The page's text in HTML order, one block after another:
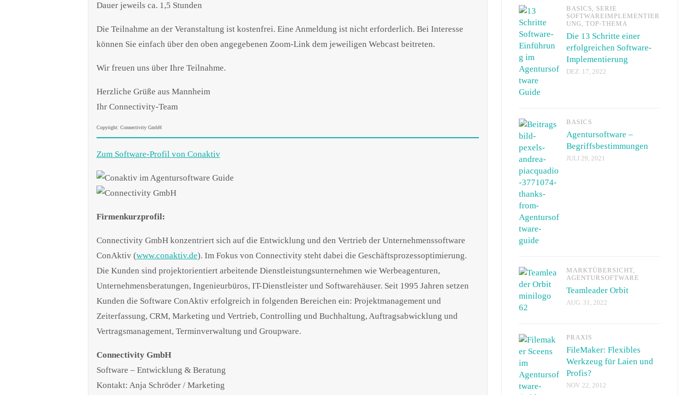
Dauer jeweils ca. 1,5 Stunden
Die Teilnahme an der Veranstaltung ist kostenfrei. Eine Anmeldung ist nicht erforderlich. Bei Interesse
können Sie einfach über den oben angegebenen Zoom-Link dem jeweiligen Webcast beitreten.
Wir freuen uns über Ihre Teilnahme.
Herzliche Grüße aus Mannheim
Ihr Connectivity-Team
Copyright: Connectivity GmbH
Zum Software-Profil von Conaktiv
Firmenkurzprofil:
Connectivity GmbH konzentriert sich auf die Entwicklung und den Vertrieb der Unternehmenssoftware
ConAktiv (www.conaktiv.de). Im Fokus von Connectivity steht dabei die Geschäftsprozessoptimierung.
Die Kunden sind projektorientiert arbeitende Dienstleistungsunternehmen wie Werbeagenturen,
Unternehmensberatungen, Ingenieurbüros, IT-Dienstleister und Softwarehäuser. Seit 1995 Jahren setzen
Kunden die Software ConAktiv erfolgreich in folgenden Bereichen ein: Projektmanagement und
Zeiterfassung, CRM, Marketing und Vertrieb, Controlling und Buchhaltung, Auftragsabwicklung und
Vertragsmanagement, Terminverwaltung und Groupware.
Connectivity GmbH
Software – Entwicklung & Beratung
Kontakt: Anja Schröder / Marketing
BASICS
SERIE
SOFTWAREIMPLEMENTIER
UNG
TOP-THEMA
Die 13 Schritte einer
erfolgreichen Software-
Implementierung
DEZ. 17, 2022
BASICS
Agentursoftware –
Begriffsbestimmungen
JULI 29, 2021
MARKTÜBERSICHT
AGENTURSOFTWARE
Teamleader Orbit
AUG. 31, 2022
PRAXIS
FileMaker: Flexibles
Werkzeug für Laien und
Profis?
NOV. 22, 2012